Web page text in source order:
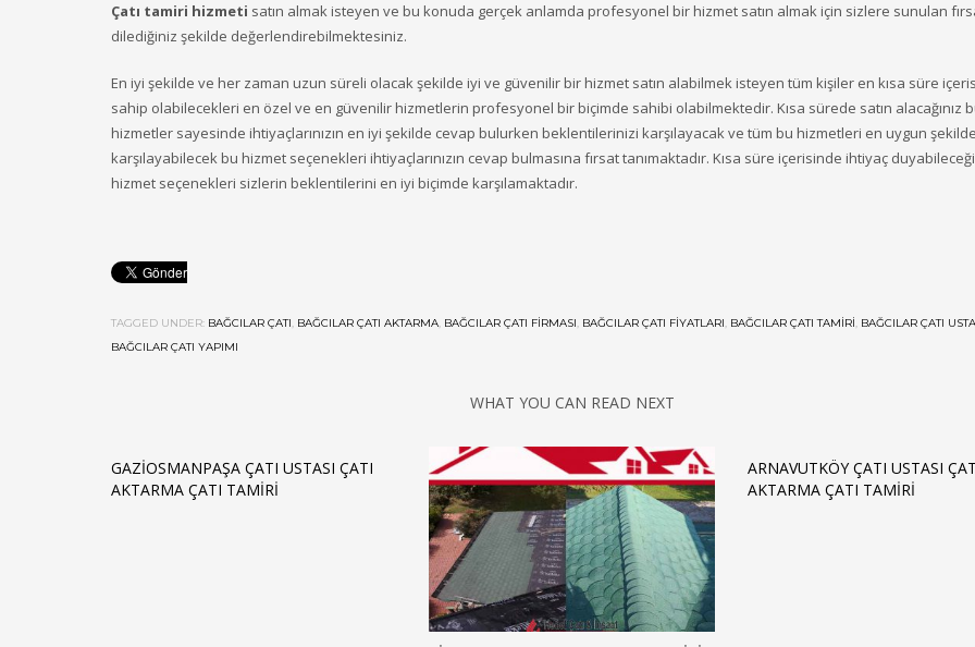
Çatı tamiri hizmeti satın almak isteyen ve bu konuda gerçek anlamda profesyonel bir hizmet satın almak için sizlere sunulan
dilediğiniz şekilde değerlendirebilmektesiniz.
En iyi şekilde ve her zaman uzun süreli olacak şekilde iyi ve güvenilir bir hizmet satın alabilmek isteyen tüm kişiler en kısa süre
sahip olabilecekleri en özel ve en güvenilir hizmetlerin profesyonel bir biçimde sahibi olabilmektedir. Kısa sürede satın alacağınız
hizmetler sayesinde ihtiyaçlarınızın en iyi şekilde cevap bulurken beklentilerinizi karşılayacak ve tüm bu hizmetleri en uygun şekilde
karşılayabilecek bu hizmet seçenekleri ihtiyaçlarınızın cevap bulmasına fırsat tanımaktadır. Kısa süre içerisinde ihtiyaç
hizmet seçenekleri sizlerin beklentilerini en iyi biçimde karşılamaktadır.
TAGGED UNDER: BAĞCILAR ÇATI, BAĞCILAR ÇATI AKTARMA, BAĞCILAR ÇATI FIRMASI, BAĞCILAR ÇATI FIYATLARI, BAĞCILAR ÇATI TAMIRI, BAĞCILAR ÇATI
BAĞCILAR ÇATI YAPIMI
WHAT YOU CAN READ NEXT
GAZIOSMANPAŞA ÇATI USTASI ÇATI
AKTARMA ÇATI TAMIRI
ARNAVUTKÖY ÇATI USTASI
AKTARMA ÇATI TAMIRI